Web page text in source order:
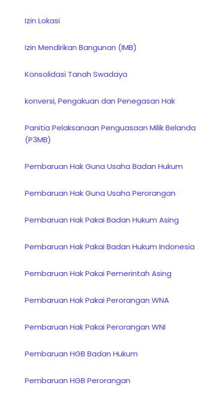
Izin Lokasi
Izin Mendirikan Bangunan (IMB)
Konsolidasi Tanah Swadaya
konversi, Pengakuan dan Penegasan Hak
Panitia Pelaksanaan Penguasaan Milik Belanda
(P3MB)
Pembaruan Hak Guna Usaha Badan Hukum
Pembaruan Hak Guna Usaha Perorangan
Pembaruan Hak Pakai Badan Hukum Asing
Pembaruan Hak Pakai Badan Hukum Indonesia
Pembaruan Hak Pakai Pemerintah Asing
Pembaruan Hak Pakai Perorangan WNA
Pembaruan Hak Pakai Perorangan WNI
Pembaruan HGB Badan Hukum
Pembaruan HGB Perorangan